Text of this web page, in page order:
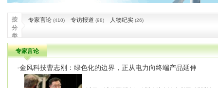
按
分
类
专家言论 (410) 专访报道 (98) 人物纪实 (26)
专家言论
·金风科技曹志刚：绿色化的边界，正从电力向终端产品延伸